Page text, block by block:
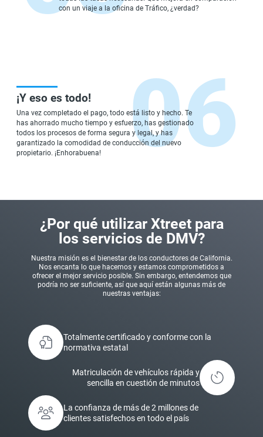
con un viaje a la oficina de Tráfico, ¿verdad?
¡Y eso es todo!
Una vez completado el pago, todo está listo y hecho. Te
has ahorrado mucho tiempo y esfuerzo, has gestionado
todos los procesos de forma segura y legal, y has
garantizado la comodidad de conducción del nuevo
propietario. ¡Enhorabuena!
¿Por qué utilizar Xtreet para
los servicios de DMV?
Nuestra misión es el bienestar de los conductores de California.
Nos encanta lo que hacemos y estamos comprometidos a
ofrecer el mejor servicio posible. Sin embargo, entendemos que
podría no ser suficiente, así que aquí están algunas más de
nuestras ventajas:
Totalmente certificado y conforme con la
normativa estatal
Matriculación de vehículos rápida y
sencilla en cuestión de minutos
La confianza de más de 2 millones de
clientes satisfechos en todo el país